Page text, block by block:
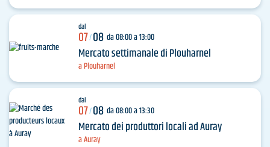
dal
07/08 da 08:00 a 13:00
Mercato settimanale di Plouharnel
a Plouharnel
dal
07/08 da 08:00 a 13:30
Mercato dei produttori locali ad Auray
a Auray